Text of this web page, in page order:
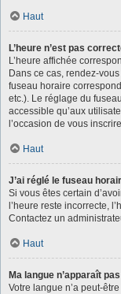
Haut
L’heure n’est pas
L’heure affichée
Dans ce cas, rendez-
fuseau horaire
etc.). Le réglage du
accessible qu’aux
l’occasion de vous
Haut
J’ai réglé le fuseau
Si vous êtes certain
l’heure reste incorrecte,
Contactez un
Haut
Ma langue n’apparaît
Votre langue n’a peut-